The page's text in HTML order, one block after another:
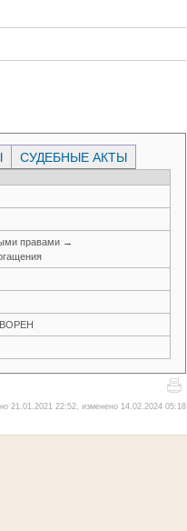
СУДЕБНЫЕ АКТЫ
правами →
21.01.2021 22:52, изменено 14.02.2024 05:18